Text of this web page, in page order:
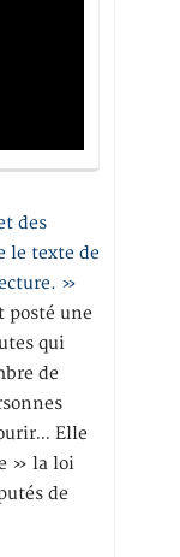
des
le texte de
»
posté une
qui
de
Elle
» la loi
de